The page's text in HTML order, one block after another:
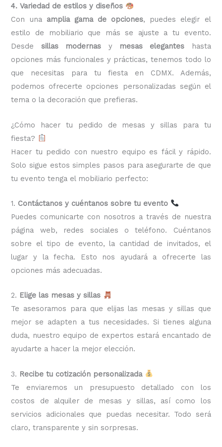
4. Variedad de estilos y diseños
Con una amplia gama de opciones, puedes elegir el
estilo de mobiliario que más se ajuste a tu evento.
Desde sillas modernas y mesas elegantes hasta
opciones más funcionales y prácticas, tenemos todo lo
que necesitas para tu fiesta en CDMX. Además,
podemos ofrecerte opciones personalizadas según el
tema o la decoración que prefieras.
¿Cómo hacer tu pedido de mesas y sillas para tu
fiesta?
Hacer tu pedido con nuestro equipo es fácil y rápido.
Solo sigue estos simples pasos para asegurarte de que
tu evento tenga el mobiliario perfecto:
1. Contáctanos y cuéntanos sobre tu evento
Puedes comunicarte con nosotros a través de nuestra
página web, redes sociales o teléfono. Cuéntanos
sobre el tipo de evento, la cantidad de invitados, el
lugar y la fecha. Esto nos ayudará a ofrecerte las
opciones más adecuadas.
2. Elige las mesas y sillas
Te asesoramos para que elijas las mesas y sillas que
mejor se adapten a tus necesidades. Si tienes alguna
duda, nuestro equipo de expertos estará encantado de
ayudarte a hacer la mejor elección.
3. Recibe tu cotización personalizada
Te enviaremos un presupuesto detallado con los
costos de alquiler de mesas y sillas, así como los
servicios adicionales que puedas necesitar. Todo será
claro, transparente y sin sorpresas.